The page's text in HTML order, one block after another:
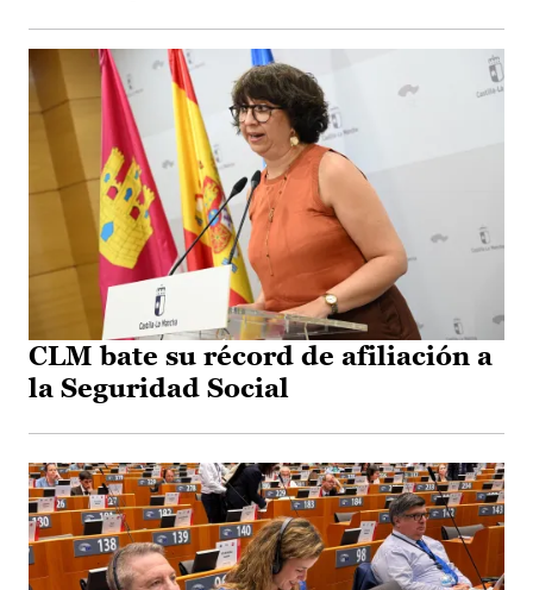
CLM bate su récord de afiliación a
la Seguridad Social